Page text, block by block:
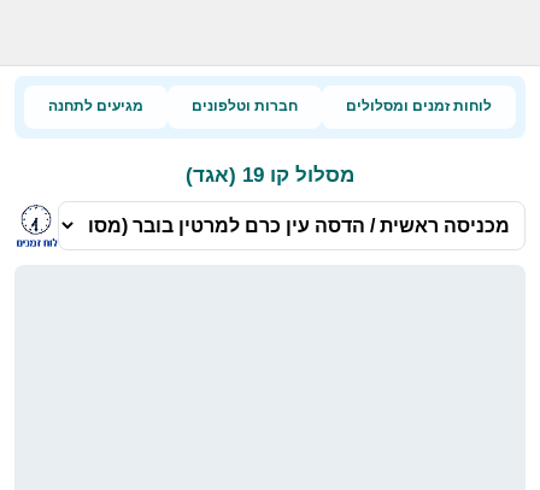
לוחות זמנים ומסלולים חברות וטלפונים מגיעים לתחנה
מסלול קו 19 (אגד)